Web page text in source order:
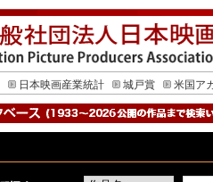
日本映画産業統計 城戸賞 米国ア